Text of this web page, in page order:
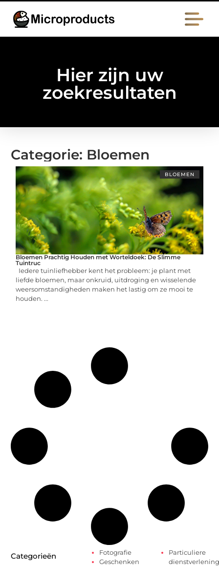
Hier zijn uw
zoekresultaten
Categorie: Bloemen
BLOEMEN
Bloemen Prachtig Houden met Worteldoek: De Slimme
Tuintruc
Iedere tuinliefhebber kent het probleem: je plant met
liefde bloemen, maar onkruid, uitdroging en wisselende
weersomstandigheden maken het lastig om ze mooi te
houden. ...
Categorieën
Fotografie
Geschenken
Particuliere
dienstverlening